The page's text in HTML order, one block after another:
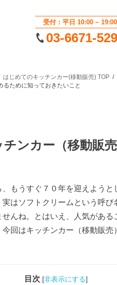
受付：平日 10:00 ~ 19:00
03-6671-
はじめてのキッチンカー(移動販売) TOP
るために知っておきたいこと
ンカー（移動販
もうすぐ７０年を迎えよう
はソフトクリームという呼び
んね。とはいえ、人気がある
回はキッチンカー（移動販
目次 [非表示にする]